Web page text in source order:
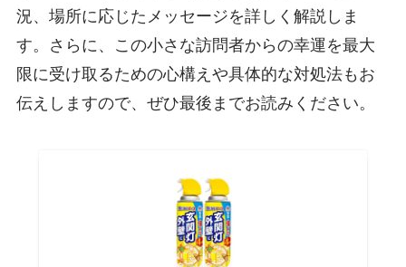
況、場所に応じたメッセージを詳しく解説しま
す。さらに、この小さな訪問者からの幸運を最大
限に受け取るための心構えや具体的な対処法もお
伝えしますので、ぜひ最後までお読みください。